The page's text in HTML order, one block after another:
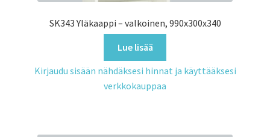
SK343 Yläkaappi – valkoinen, 990x300x340
Lue lisää
Kirjaudu sisään nähdäksesi hinnat ja käyttääksesi
verkkokauppaa